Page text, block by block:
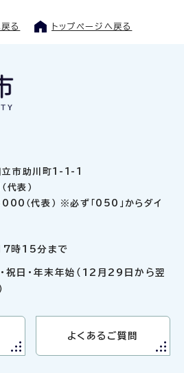
る トップページへ戻る
市助川町1-1-1
表）
（代表） ※必ず「050」からダイ
時15分まで
祝日・年末年始（12月29日から翌
よくあるご質問